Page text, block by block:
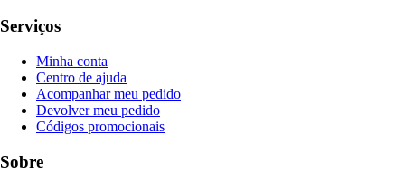
Serviços
Minha conta
Centro de ajuda
Acompanhar meu pedido
Devolver meu pedido
Códigos promocionais
Sobre